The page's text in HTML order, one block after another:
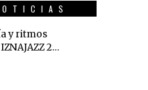
y ritmos
2…